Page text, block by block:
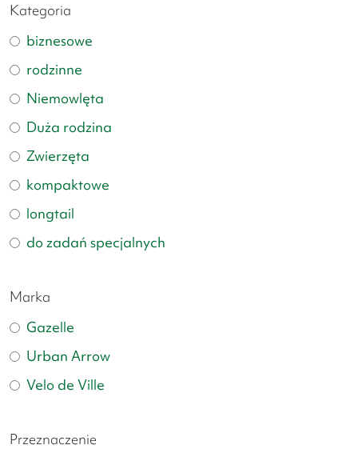
Kategoria
biznesowe
rodzinne
Niemowlęta
Duża rodzina
Zwierzęta
kompaktowe
longtail
do zadań specjalnych
Marka
Gazelle
Urban Arrow
Velo de Ville
Przeznaczenie